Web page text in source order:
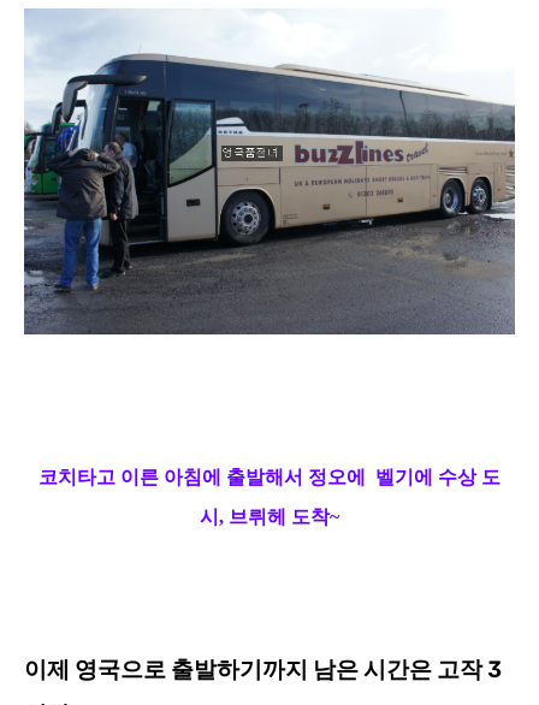
코치타고 이른 아침에 출발해서 정오에 벨기에 수상 도
시, 브뤼헤 도착~
이제 영국으로 출발하기까지 남은 시간은 고작 3